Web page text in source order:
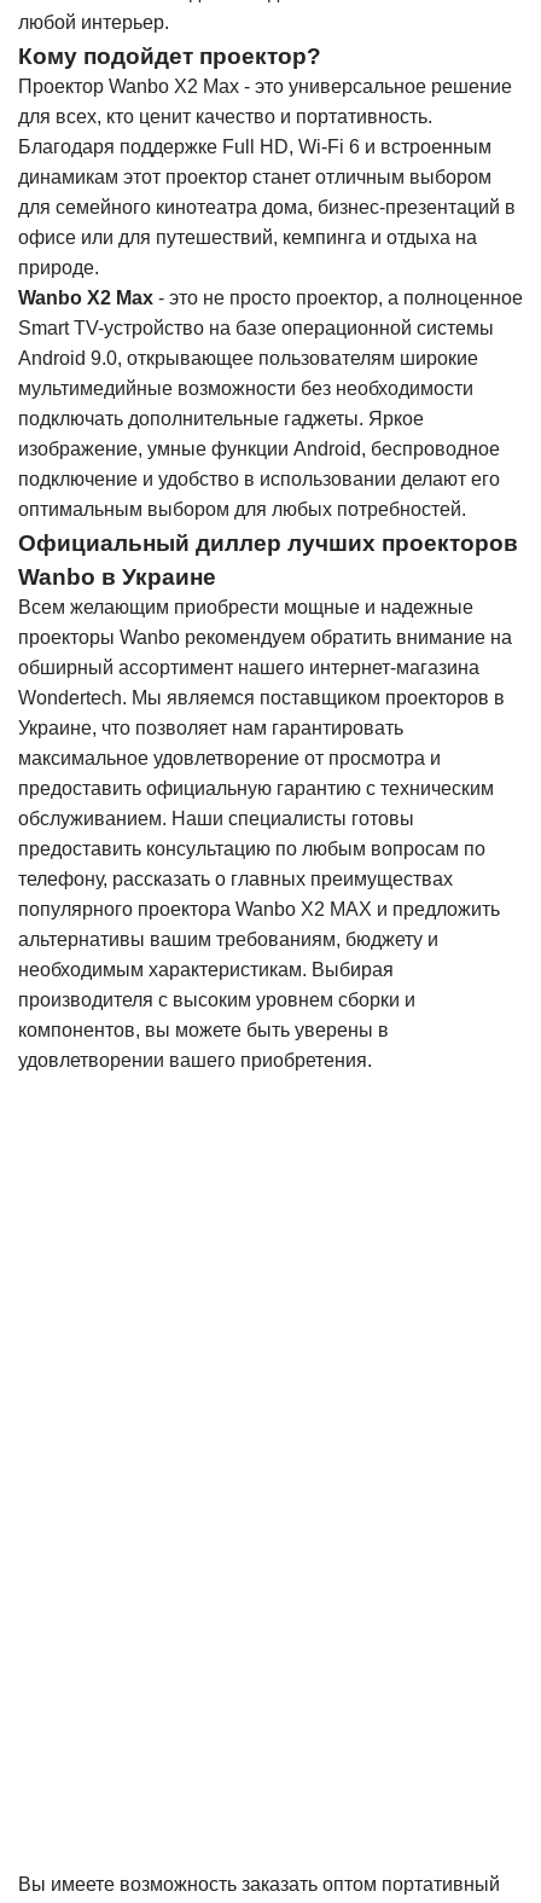
любой интерьер.
Кому подойдет проектор?
Проектор Wanbo X2 Max - это универсальное решение
для всех, кто ценит качество и портативность.
Благодаря поддержке Full HD, Wi-Fi 6 и встроенным
динамикам этот проектор станет отличным выбором
для семейного кинотеатра дома, бизнес-презентаций в
офисе или для путешествий, кемпинга и отдыха на
природе.
Wanbo X2 Max - это не просто проектор, а полноценное
Smart TV-устройство на базе операционной системы
Android 9.0, открывающее пользователям широкие
мультимедийные возможности без необходимости
подключать дополнительные гаджеты. Яркое
изображение, умные функции Android, беспроводное
подключение и удобство в использовании делают его
оптимальным выбором для любых потребностей.
Официальный диллер лучших проекторов
Wanbo в Украине
Всем желающим приобрести мощные и надежные
проекторы Wanbo рекомендуем обратить внимание на
обширный ассортимент нашего интернет-магазина
Wondertech. Мы являемся поставщиком проекторов в
Украине, что позволяет нам гарантировать
максимальное удовлетворение от просмотра и
предоставить официальную гарантию с техническим
обслуживанием. Наши специалисты готовы
предоставить консультацию по любым вопросам по
телефону, рассказать о главных преимуществах
популярного проектора Wanbo X2 MAX и предложить
альтернативы вашим требованиям, бюджету и
необходимым характеристикам. Выбирая
производителя с высоким уровнем сборки и
компонентов, вы можете быть уверены в
удовлетворении вашего приобретения.
Вы имеете возможность заказать оптом портативный